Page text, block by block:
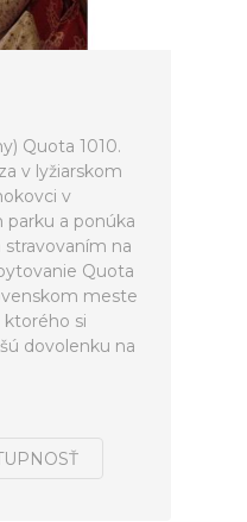
Quota 1010.
v lyžiarskom
v
parku a ponúka
na
Quota
meste
ktorého si
dovolenku na